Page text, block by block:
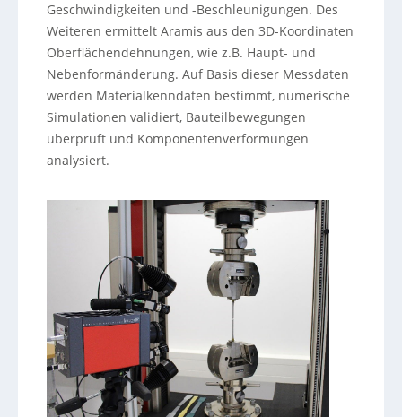
Geschwindigkeiten und -Beschleunigungen. Des
Weiteren ermittelt Aramis aus den 3D-Koordinaten
Oberflächendehnungen, wie z.B. Haupt- und
Nebenformänderung. Auf Basis dieser Messdaten
werden Materialkenndaten bestimmt, numerische
Simulationen validiert, Bauteilbewegungen
überprüft und Komponentenverformungen
analysiert.